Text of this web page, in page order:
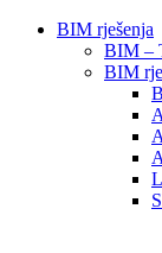
BIM rješenja
BIM –
BIM